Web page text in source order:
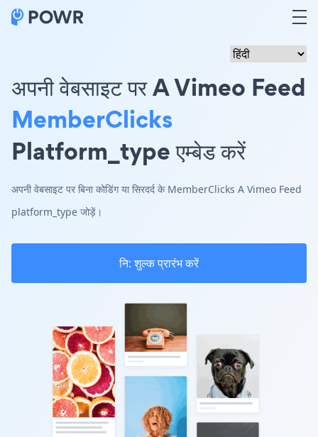
अपनी वेबसाइट पर A Vimeo Feed
MemberClicks
Platform_type एम्बेड करें
अपनी वेबसाइट पर बिना कोडिंग या सिरदर्द के MemberClicks A Vimeo Feed
platform_type जोड़ें।
नि: शुल्क प्रारंभ करें